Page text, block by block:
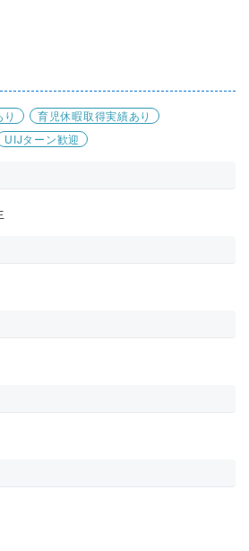
育児休暇取得実績あり
UIJターン歓迎